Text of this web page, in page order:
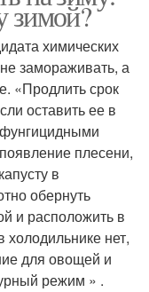
зимой?
химических
замораживать, а
«Продлить срок
оставить ее в
плесени,
в
обернуть
и расположить в
нет,
для овощей и
режим » .